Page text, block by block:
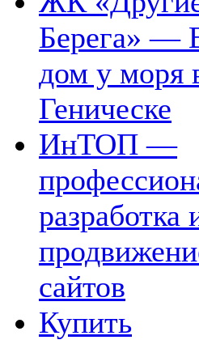
Берега» —
дом у моря
Геническе
ИнТОП —
разработка
сайтов
Купить